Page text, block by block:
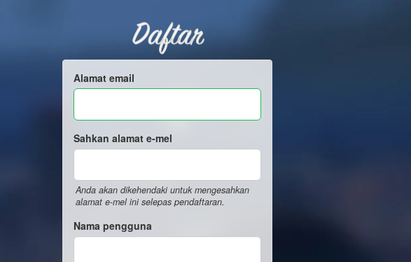
Daftar
Alamat email
Sahkan alamat e-mel
Anda akan dikehendaki untuk mengesahkan
alamat e-mel ini selepas pendaftaran.
Nama pengguna